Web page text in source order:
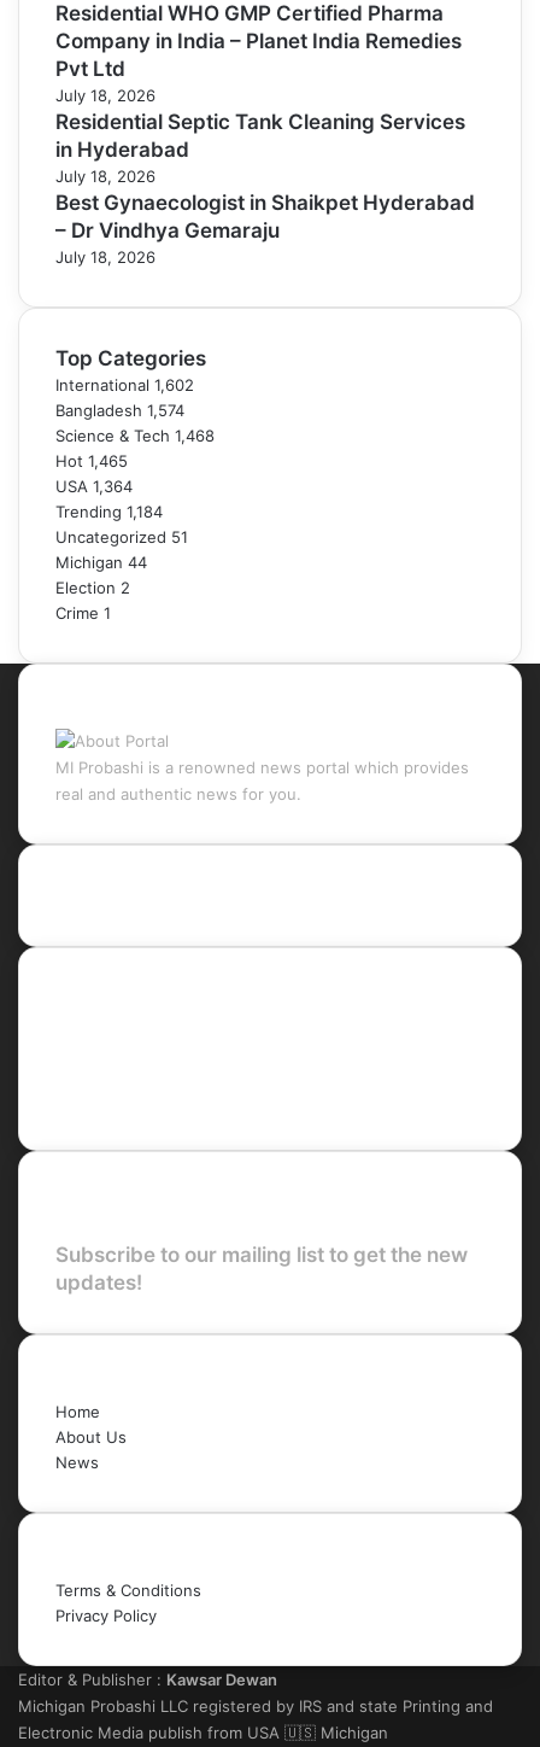
Residential WHO GMP Certified Pharma
Company in India – Planet India Remedies
Pvt Ltd
July 18, 2026
Residential Septic Tank Cleaning Services
in Hyderabad
July 18, 2026
Best Gynaecologist in Shaikpet Hyderabad
– Dr Vindhya Gemaraju
July 18, 2026
Top Categories
International 1,602
Bangladesh 1,574
Science & Tech 1,468
Hot 1,465
USA 1,364
Trending 1,184
Uncategorized 51
Michigan 44
Election 2
Crime 1
MI Probashi is a renowned news portal which provides
real and authentic news for you.
Subscribe to our mailing list to get the new
updates!
Home
About Us
News
Terms & Conditions
Privacy Policy
Editor & Publisher : Kawsar Dewan
Michigan Probashi LLC registered by IRS and state Printing and
Electronic Media publish from USA 🇺🇸 Michigan